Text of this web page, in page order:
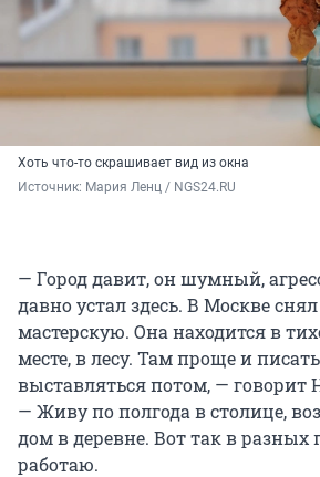
Хоть что-то скрашивает вид из окна
Источник: Мария Ленц / NGS24.RU
— Город давит, он шумный,
давно устал здесь. В Москве
мастерскую. Она находится в
месте, в лесу. Там проще и
выставляться потом, — говорит
— Живу по полгода в столице,
дом в деревне. Вот так в разных
работаю.